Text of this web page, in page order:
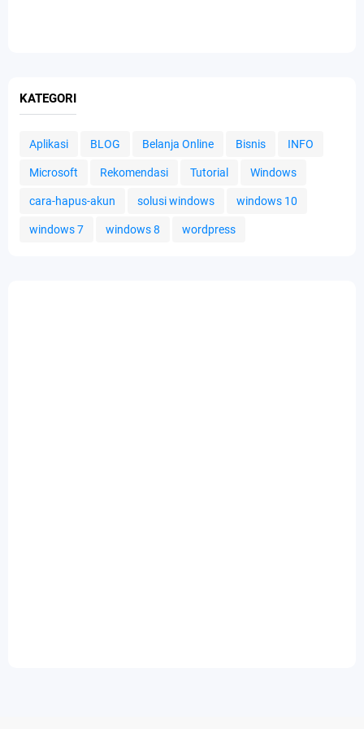
KATEGORI
Aplikasi BLOG Belanja Online Bisnis INFO
Microsoft Rekomendasi Tutorial Windows
cara-hapus-akun solusi windows windows 10
windows 7 windows 8 wordpress